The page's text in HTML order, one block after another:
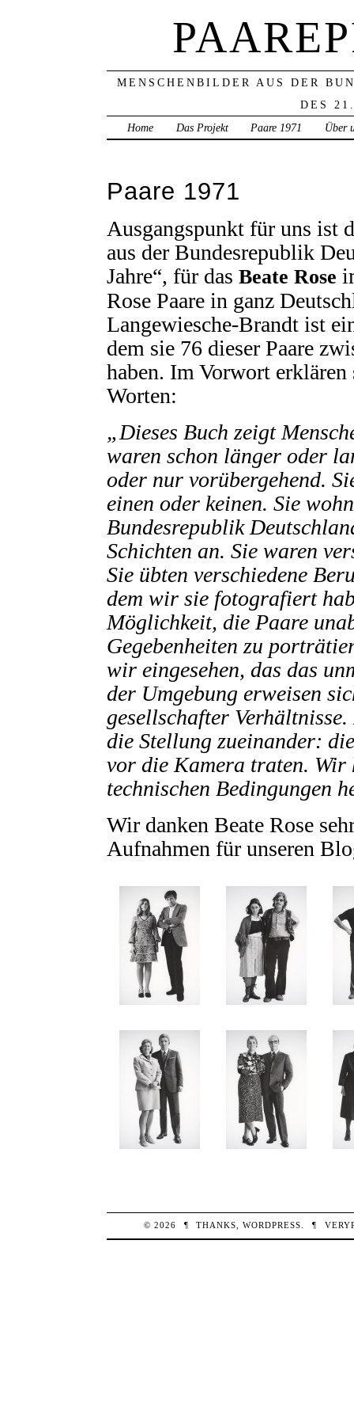
MENSCHENBILDER AUS DER
DES
Home
Das Projekt Paare 1971 Über
Paare 1971
Ausgangspunkt für uns ist
aus der Bundesrepublik
Jahre“, für das Beate Rose
Rose Paare in ganz
Langewiesche-Brandt ist
dem sie 76 dieser Paare
haben. Im Vorwort
Worten:
„Dieses Buch zeigt
waren schon länger oder
oder nur vorübergehend.
einen oder keinen. Sie
Bundesrepublik
Schichten an. Sie waren
Sie übten verschiedene
dem wir sie fotografiert
Möglichkeit, die Paare
Gegebenheiten zu
wir eingesehen, das das
der Umgebung erweisen
gesellschafter
die Stellung zueinander:
vor die Kamera traten. Wir
technischen Bedingungen
Wir danken Beate Rose
Aufnahmen für unseren
© 2026 ¶ THANKS,WORDPRESS ¶